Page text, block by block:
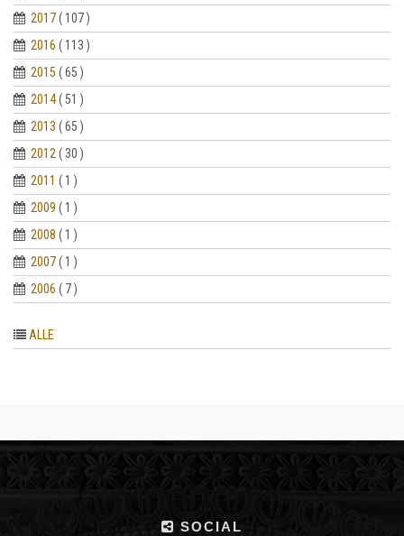
2017( 107 )
2016 ( 113 )
2015 ( 65 )
2014( 51 )
2013 ( 65 )
2012 ( 30 )
2011 ( 1 )
2009 ( 1 )
2008 ( 1 )
2007( 1 )
2006 ( 7 )
ALLE
SOCIAL